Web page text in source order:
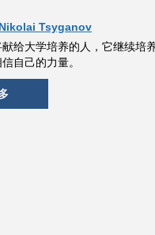
Tsyganov
给大学培养的人，它继续培
自己的力量。